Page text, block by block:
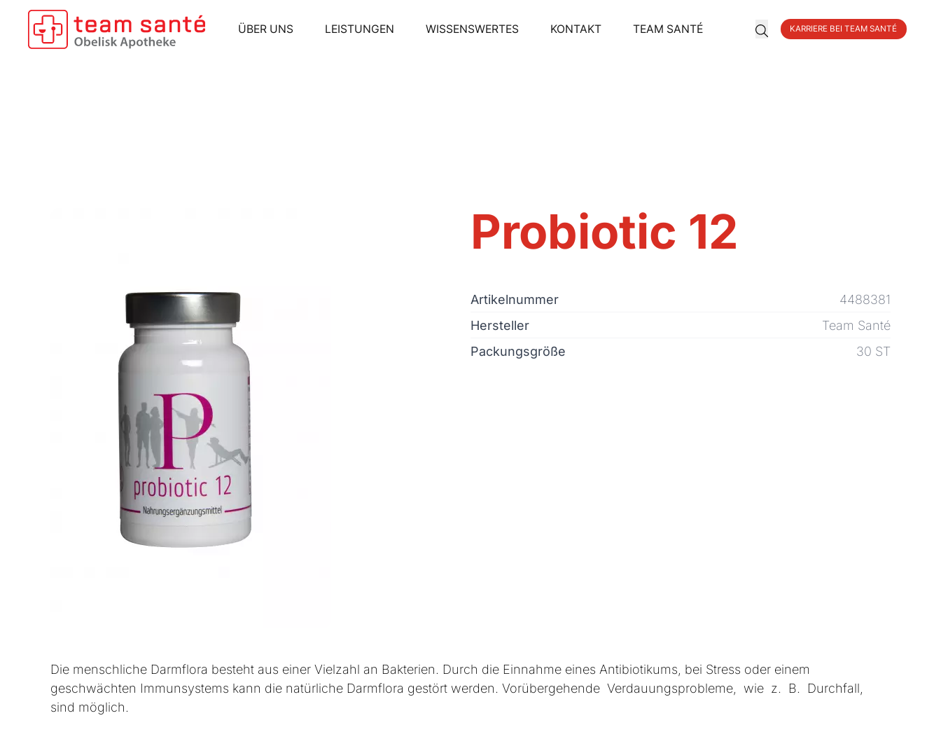
Zum Hauptinhalt springen
ÜBER UNS LEISTUNGEN WISSENSWERTES KONTAKT TEAM SANTÉ KARRIERE BEI TEAM SANTÉ
Probiotic 12
Artikelnummer
4488381
Hersteller
Team Santé
Packungsgröße
30 ST
Die menschliche Darmflora besteht aus einer Vielzahl an Bakterien. Durch die Einnahme eines Antibiotikums, bei Stress oder einem
geschwächten Immunsystems kann die natürliche Darmflora gestört werden. Vorübergehende Verdauungsprobleme, wie z. B. Durchfall,
sind möglich.